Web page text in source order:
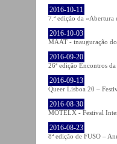
2016-10-11
7.ª edição da «Abertura
2016-10-03
MAAT - inauguração
2016-09-20
26ª edição Encontros
2016-09-13
Queer Lisboa 20 –
2016-08-30
MOTELX - Festival
2016-08-23
8ª edição de FUSO –